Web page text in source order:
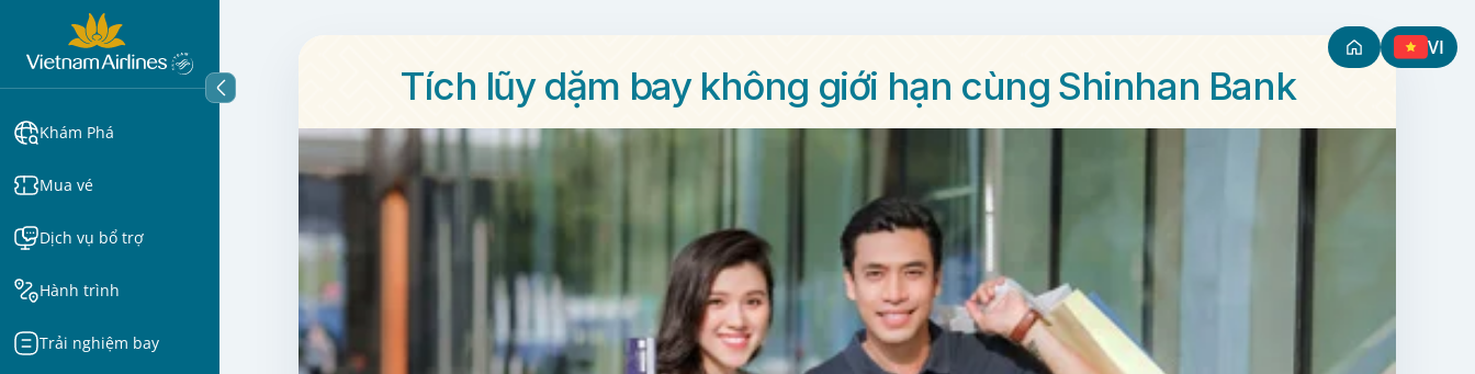
Khám Phá
Mua vé
Dịch vụ bổ trợ
Hành trình
Trải nghiệm bay
VI
Tích lũy dặm bay không giới hạn cùng Shinhan Bank